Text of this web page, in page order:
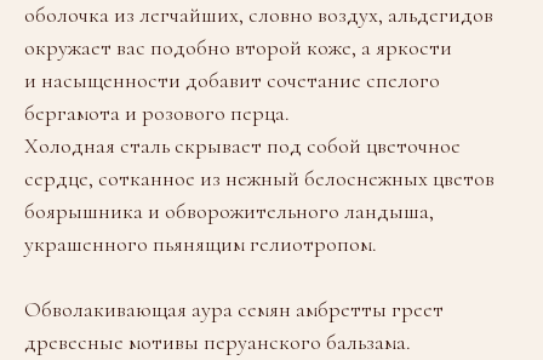
оболочка из легчайших, словно воздух, альдегидов
окружает вас подобно второй коже, а яркости
и насыщенности добавит сочетание спелого
бергамота и розового перца.
Холодная сталь скрывает под собой цветочное
сердце, сотканное из нежный белоснежных цветов
боярышника и обворожительного ландыша,
украшенного пьянящим гелиотропом.
Обволакивающая аура семян амбретты греет
древесные мотивы перуанского бальзама.